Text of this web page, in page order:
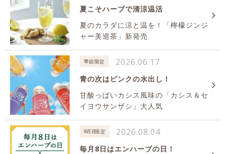
夏こそハーブで清涼温活
夏のカラダに涼と温を！「檸檬ジンジ
ャー美巡茶」新発売
季節限定 2026.06.17
青の次はピンクの水出し！
甘酸っぱいカシス風味の「カシス＆セ
イヨウサンザシ」大人気
WEB限定 2026.08.04
毎月8日はエンハーブの日！